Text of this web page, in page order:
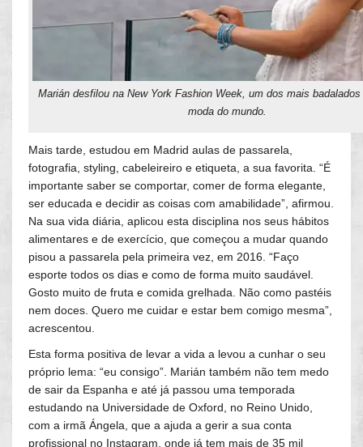
Marián desfilou na New York Fashion Week, um dos mais
moda do mundo.
Mais tarde, estudou em Madrid aulas de passarela,
fotografia, styling, cabeleireiro e etiqueta, a sua favorita. “É
importante saber se comportar, comer de forma elegante,
ser educada e decidir as coisas com amabilidade”, afirmou.
Na sua vida diária, aplicou esta disciplina nos seus hábitos
alimentares e de exercício, que começou a mudar quando
pisou a passarela pela primeira vez, em 2016. “Faço
esporte todos os dias e como de forma muito saudável.
Gosto muito de fruta e comida grelhada. Não como pastéis
nem doces. Quero me cuidar e estar bem comigo mesma”,
acrescentou.
Esta forma positiva de levar a vida a levou a cunhar o seu
próprio lema: “eu consigo”. Marián também não tem medo
de sair da Espanha e até já passou uma temporada
estudando na Universidade de Oxford, no Reino Unido,
com a irmã Ángela, que a ajuda a gerir a sua conta
profissional no Instagram, onde já tem mais de 35 mil